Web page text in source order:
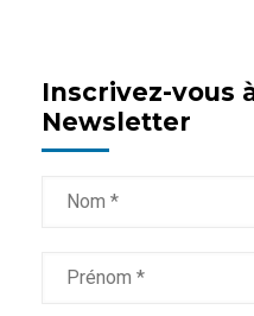
Inscrivez-vous
Newsletter